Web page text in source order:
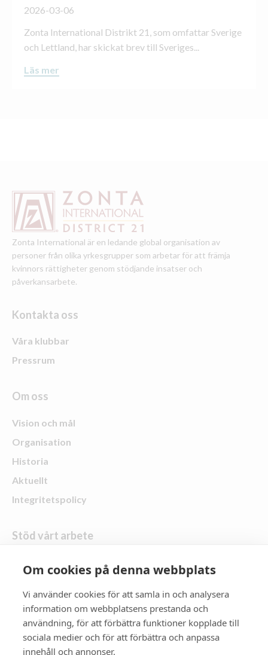
2026-03-06
Zonta International Distrikt 21, som omfattar Sverige
och Lettland, har skickat brev till Sveriges...
Läs mer
Zonta International är en ledande global organisation av
personer från olika yrkesgrupper som arbetar för att främja
kvinnors rättigheter genom stödjande insatser och
påverkansarbete.
Kontakta oss
Våra klubbar
Pressrum
Om oss
Vision och mål
Organisation
Historia
Aktuellt
Integritetspolicy
Stöd vårt arbete
Skänk en gåva
Följ oss
Zonta Distrikt 21
Om cookies på denna webbplats
Vi använder cookies för att samla in och analysera
information om webbplatsens prestanda och
användning, för att förbättra funktioner kopplade till
sociala medier och för att förbättra och anpassa
innehåll och annonser.